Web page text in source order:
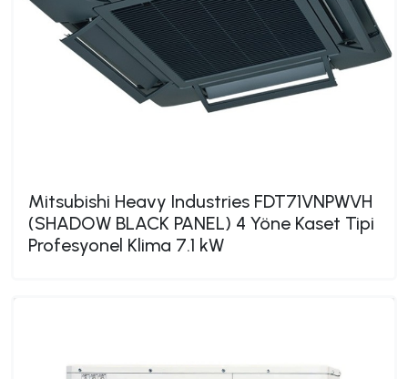
Mitsubishi Heavy Industries FDT71VNPWVH
(SHADOW BLACK PANEL) 4 Yöne Kaset Tipi
Profesyonel Klima 7.1 kW